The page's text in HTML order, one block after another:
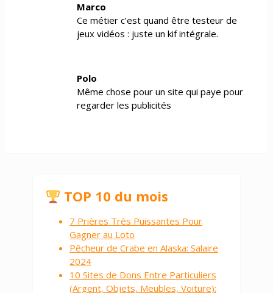
Marco
Ce métier c’est quand être testeur de
jeux vidéos : juste un kif intégrale.
Polo
Même chose pour un site qui paye pour
regarder les publicités
TOP 10 du mois